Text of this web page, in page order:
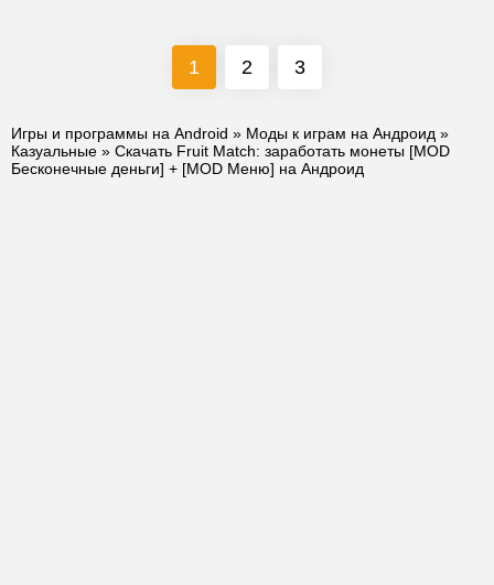
1 2 3
Игры и программы на Android » Моды к играм на Андроид »
Казуальные » Скачать Fruit Match: заработать монеты [MOD
Бесконечные деньги] + [MOD Меню] на Андроид